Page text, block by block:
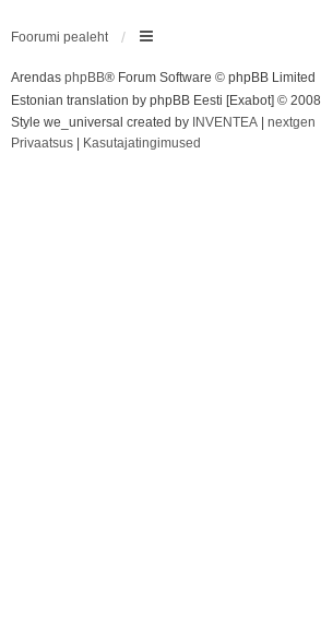
Foorumi pealeht
Arendas phpBB® Forum Software © phpBB Limited
Estonian translation by phpBB Eesti [Exabot] ©
Style we_universal created by INVENTEA
nextgen
Privaatsus
Kasutajatingimused